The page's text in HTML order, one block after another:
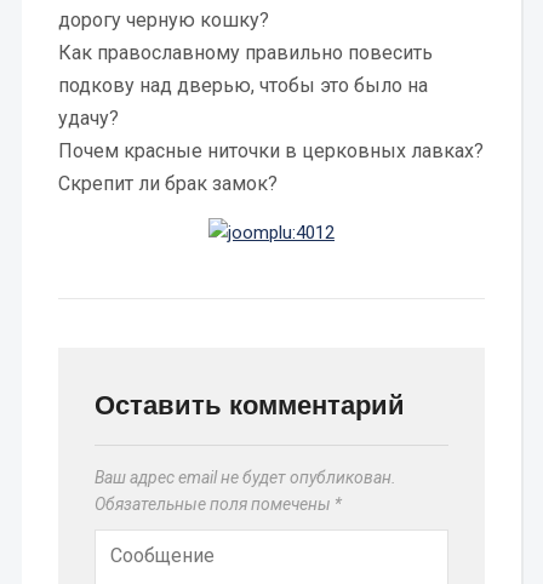
дорогу черную кошку?
Как православному правильно повесить
подкову над дверью, чтобы это было на
удачу?
Почем красные ниточки в церковных лавках?
Скрепит ли брак замок?
Оставить комментарий
Ваш адрес email не будет опубликован.
Обязательные поля помечены *